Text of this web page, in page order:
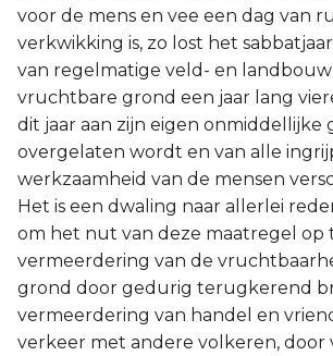
voor de mens en vee een dag van
verkwikking is, zo lost het
van regelmatige veld- en
vruchtbare grond een jaar lang
dit jaar aan zijn eigen onmiddellijke
overgelaten wordt en van alle
werkzaamheid van de mensen
Het is een dwaling naar allerlei
om het nut van deze maatregel op
vermeerdering van de
grond door gedurig terugkerend
vermeerdering van handel en
verkeer met andere volkeren, door